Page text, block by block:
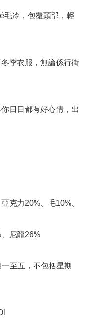
毛冷，包覆頭部，輕
季衣服，無論係行街
日日都有好心情，出
克力20%、毛10%、
尼龍26%
至五，不包括星期